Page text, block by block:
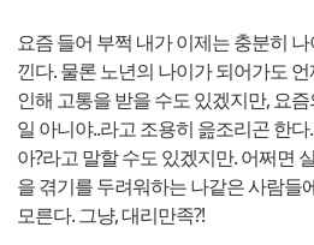
요즘 들어 부쩍 내가 이제는 충분히
낀다. 물론 노년의 나이가 되어가도
인해 고통을 받을 수도 있겠지만, 요
일 아니야..라고 조용히 읊조리곤 한
아?라고 말할 수도 있겠지만. 어쩌면
을 겪기를 두려워하는 나같은 사람들
모른다. 그냥, 대리만족?!